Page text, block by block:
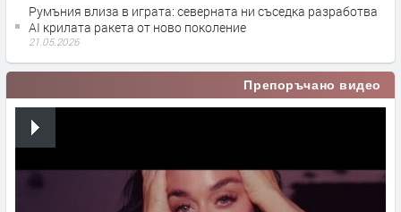
Румъния влиза в играта: северната ни съседка разработва
AI крилата ракета от ново поколение
21.05.2026
Препоръчано видео